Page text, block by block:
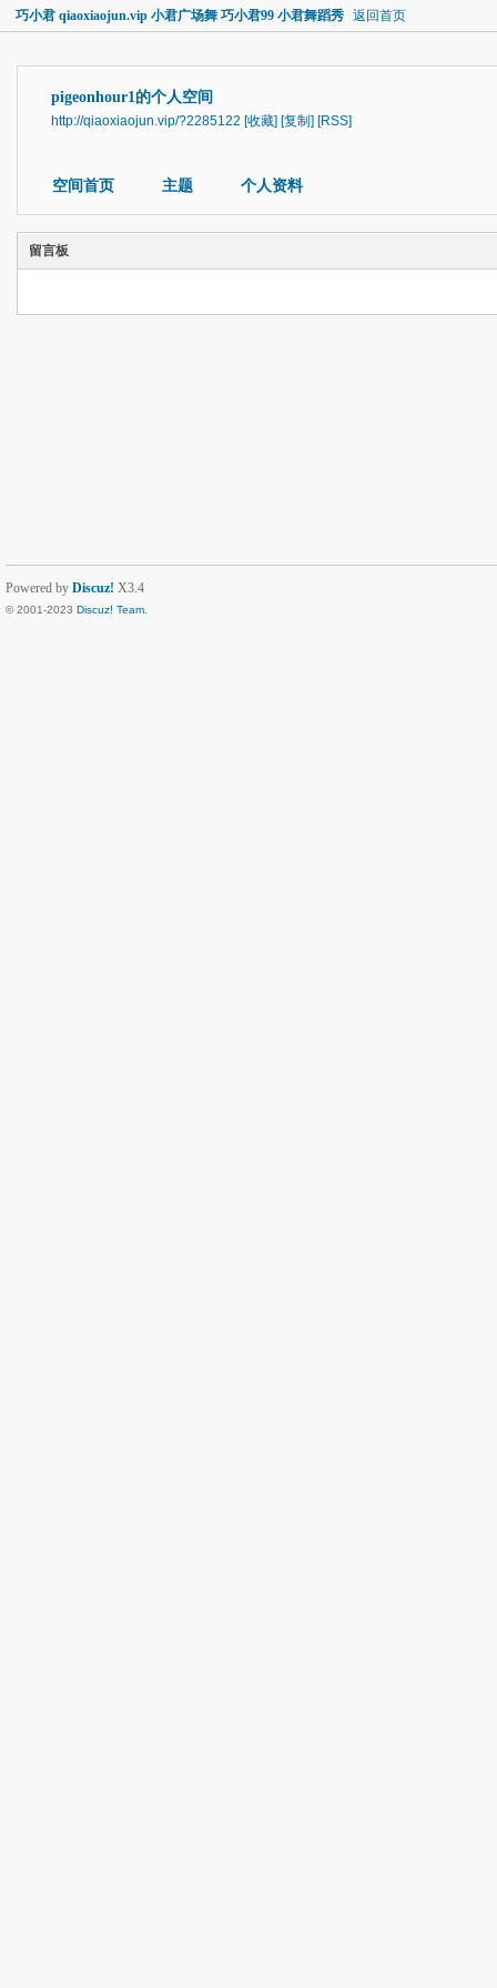
巧小君 qiaoxiaojun.vip 小君广场舞 巧小君99 小君舞蹈秀 返回首页
pigeonhour1的个人空间
http://qiaoxiaojun.vip/?2285122 [收藏] [复制] [RSS]
空间首页 主题 个人资料
留言板
Powered by Discuz! X3.4
© 2001-2023 Discuz! Team